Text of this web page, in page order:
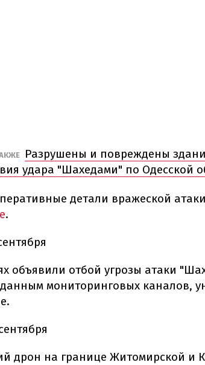
Разрушены и повреждены
удара "Шахедами" по Одесской
детали вражеской
.
объявили отбой угрозы атаки
мониторинговых каналов,
дрон на границе Житомирской и